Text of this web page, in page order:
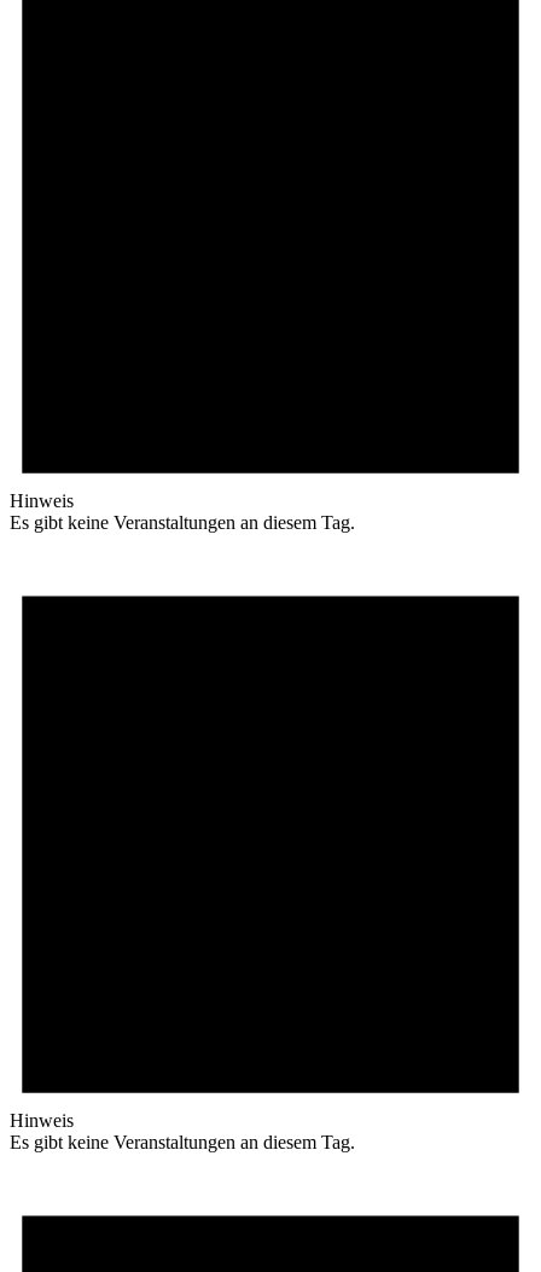
Hinweis
Es gibt keine Veranstaltungen an diesem Tag.
Hinweis
Es gibt keine Veranstaltungen an diesem Tag.